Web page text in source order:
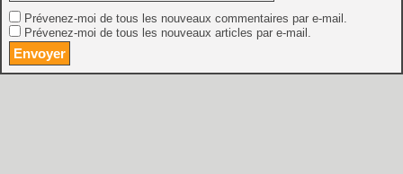
Prévenez-moi de tous les nouveaux commentaires par e-mail.
Prévenez-moi de tous les nouveaux articles par e-mail.